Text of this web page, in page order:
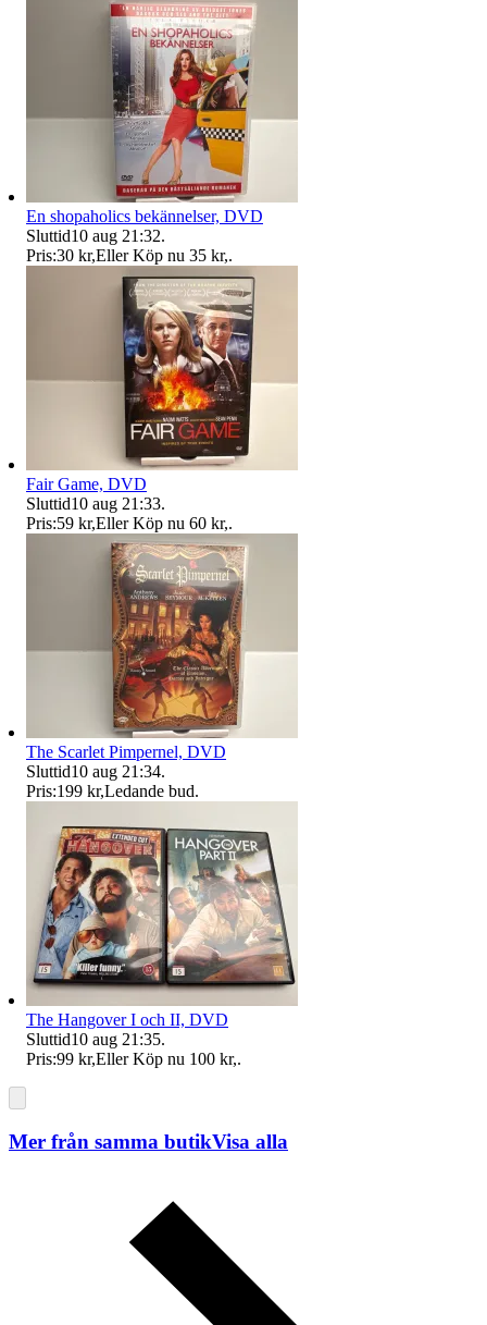
En shopaholics bekännelser, DVD
Sluttid10 aug 21:32.
Pris:30 kr,Eller Köp nu 35 kr,.
Fair Game, DVD
Sluttid10 aug 21:33.
Pris:59 kr,Eller Köp nu 60 kr,.
The Scarlet Pimpernel, DVD
Sluttid10 aug 21:34.
Pris:199 kr,Ledande bud.
The Hangover I och II, DVD
Sluttid10 aug 21:35.
Pris:99 kr,Eller Köp nu 100 kr,.
Mer från samma butikVisa alla